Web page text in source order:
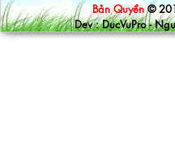
Bản Quyền ©
Dev : DucVuPro -